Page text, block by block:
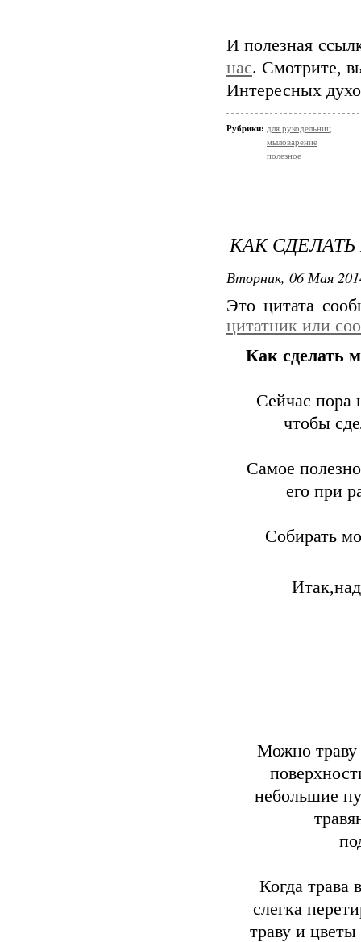
И полезная
нас. Смотрите,
Интересных
Рубрики: для рукодельниц
мыловарение
полезное
КАК
Вторник, 06 Мая
Это цитата
цитатник или
Как сделать
Сейчас пора
чтобы
Самое
его при
Cобирать
Можно траву
небольшие
Когда трава
слегка
траву и